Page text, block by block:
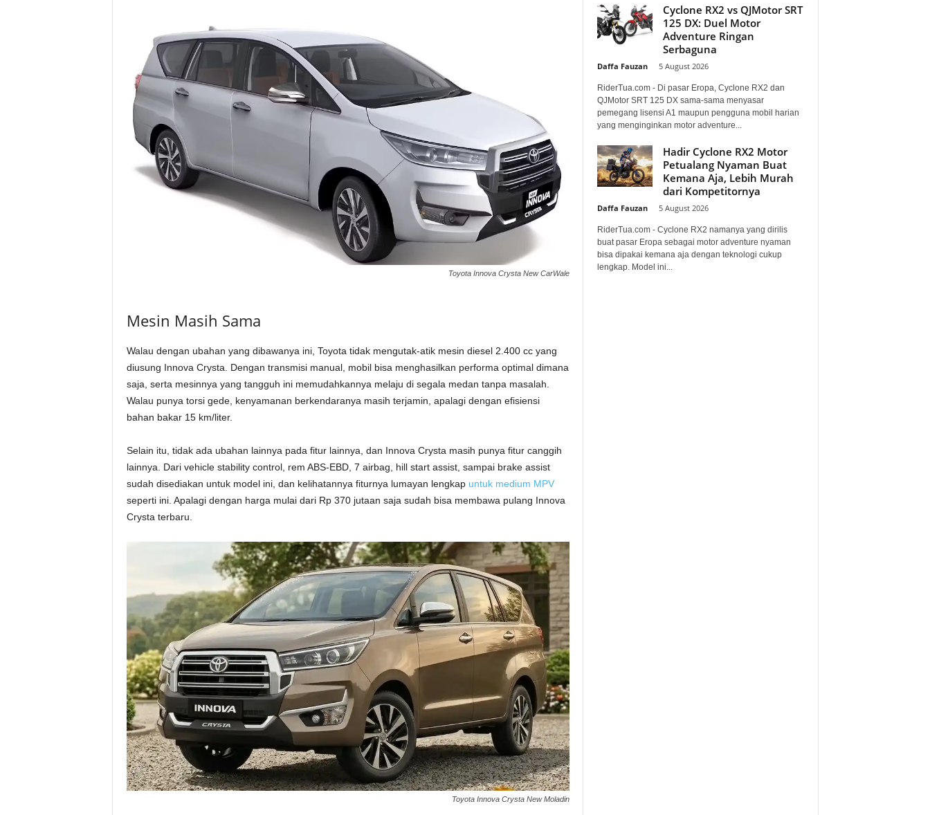
Toyota Innova Crysta New CarWale
Mesin Masih Sama
Walau dengan ubahan yang dibawanya ini, Toyota tidak mengutak-atik mesin diesel 2.400 cc yang
diusung Innova Crysta. Dengan transmisi manual, mobil bisa menghasilkan performa optimal dimana
saja, serta mesinnya yang tangguh ini memudahkannya melaju di segala medan tanpa masalah.
Walau punya torsi gede, kenyamanan berkendaranya masih terjamin, apalagi dengan efisiensi
bahan bakar 15 km/liter.
Selain itu, tidak ada ubahan lainnya pada fitur lainnya, dan Innova Crysta masih punya fitur canggih
lainnya. Dari vehicle stability control, rem ABS-EBD, 7 airbag, hill start assist, sampai brake assist
sudah disediakan untuk model ini, dan kelihatannya fiturnya lumayan lengkap untuk medium MPV
seperti ini. Apalagi dengan harga mulai dari Rp 370 jutaan saja sudah bisa membawa pulang Innova
Crysta terbaru.
Toyota Innova Crysta New Moladin
Cyclone RX2 vs QJMotor SRT
125 DX: Duel Motor
Adventure Ringan
Serbaguna
Daffa Fauzan 5 August 2026
RiderTua.com - Di pasar Eropa, Cyclone RX2 dan
QJMotor SRT 125 DX sama-sama menyasar
pemegang lisensi A1 maupun pengguna mobil harian
yang menginginkan motor adventure...
Hadir Cyclone RX2 Motor
Petualang Nyaman Buat
Kemana Aja, Lebih Murah
dari Kompetitornya
Daffa Fauzan 5 August 2026
RiderTua.com - Cyclone RX2 namanya yang dirilis
buat pasar Eropa sebagai motor adventure nyaman
bisa dipakai kemana aja dengan teknologi cukup
lengkap. Model ini...